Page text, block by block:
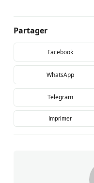
Partager
Facebook
WhatsApp
Telegram
Imprimer